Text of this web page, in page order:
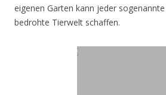
eigenen Garten kann jeder
bedrohte Tierwelt schaffen.